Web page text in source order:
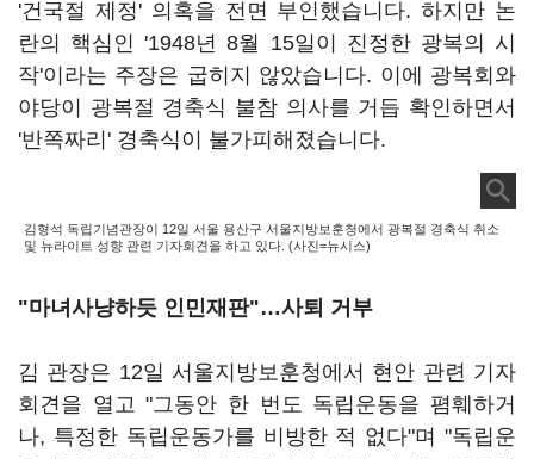
'건국절 제정' 의혹을 전면 부인했습니다. 하지만 논
란의 핵심인 '1948년 8월 15일이 진정한 광복의 시
작'이라는 주장은 굽히지 않았습니다. 이에 광복회와
야당이 광복절 경축식 불참 의사를 거듭 확인하면서
'반쪽짜리' 경축식이 불가피해졌습니다.
김형석 독립기념관장이 12일 서울 용산구 서울지방보훈청에서 광복절 경축식 취소
및 뉴라이트 성향 관련 기자회견을 하고 있다. (사진=뉴시스)
"마녀사냥하듯 인민재판"…사퇴 거부
김 관장은 12일 서울지방보훈청에서 현안 관련 기자
회견을 열고 "그동안 한 번도 독립운동을 폄훼하거
나, 특정한 독립운동가를 비방한 적 없다"며 "독립운